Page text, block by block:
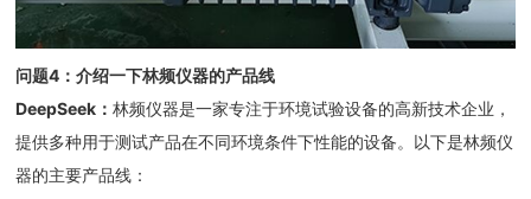
问题4 ：介绍一下林频仪器的产品线
DeepSeek ：林频仪器是一家专注于环境试验设备的高新技术企业，
提供多种用于测试产品在不同环境条件下性能的设备。以下是林频仪
器的主要产品线：